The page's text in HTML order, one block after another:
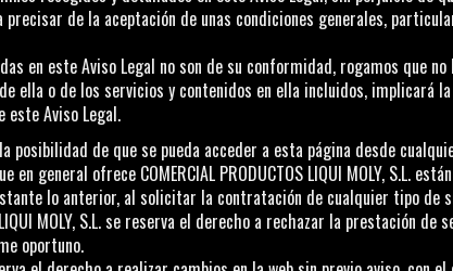
de la aceptación de unas condiciones generales,
en este Aviso Legal no son de su conformidad, rogamos que no
ella o de los servicios y contenidos en ella incluidos, implicará
Aviso Legal.
posibilidad de que se pueda acceder a esta página desde
en general ofrece COMERCIAL PRODUCTOS LIQUI MOLY, S.L.
lo anterior, al solicitar la contratación de cualquier tipo de
MOLY, S.L.se reserva el derecho a rechazar la prestación de
oportuno.